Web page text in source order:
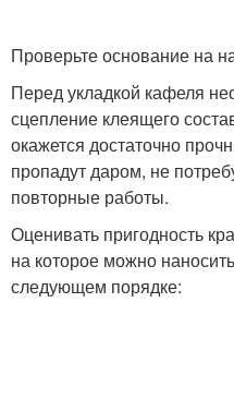
Проверьте основание на
Перед укладкой кафеля
сцепление клеящего
окажется достаточно
пропадут даром, не
повторные работы.
Оценивать пригодность
на которое можно
следующем порядке: